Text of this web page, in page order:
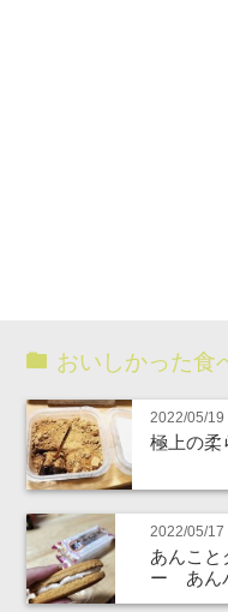
おいしかった食
2022/05/19
極上の
2022/05/17
あんこと
ー あん